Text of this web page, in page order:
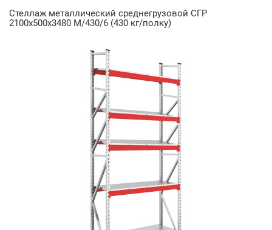
Стеллаж металлический среднегрузовой СГР
2100х500х3480 M/430/6 (430 кг/полку)